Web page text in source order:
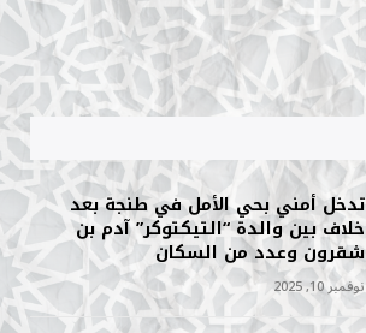
تدخل أمني بحي الأمل في طنجة بعد
خلاف بين والدة “التيكتوكر” آدم بن
شقرون وعدد من السكان
نوفمبر 10, 2025